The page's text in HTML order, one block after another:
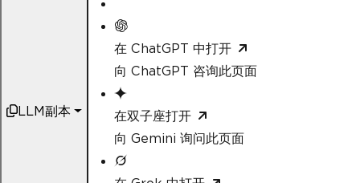
LLM副本
在 ChatGPT 中打开
向 ChatGPT 咨询此页面
在双子座打开
向 Gemini 询问此页面